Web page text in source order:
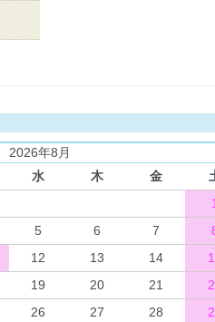
2026年8月
水 木 金
5 6 7
12 13 14
19 20 21
26 27 28